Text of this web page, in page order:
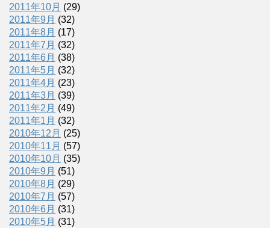
2011年10月 (29)
2011年9月 (32)
2011年8月 (17)
2011年7月 (32)
2011年6月 (38)
2011年5月 (32)
2011年4月 (23)
2011年3月 (39)
2011年2月 (49)
2011年1月 (32)
2010年12月 (25)
2010年11月 (57)
2010年10月 (35)
2010年9月 (51)
2010年8月 (29)
2010年7月 (57)
2010年6月 (31)
2010年5月 (31)